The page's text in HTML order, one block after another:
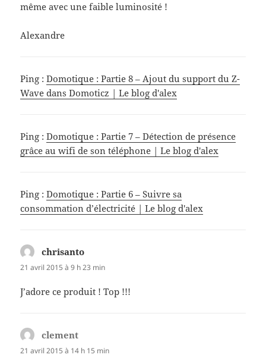
même avec une faible luminosité !
Alexandre
Ping :Domotique : Partie 8 – Ajout du support du Z-
Wave dans Domoticz | Le blog d'alex
Ping :Domotique : Partie 7 – Détection de présence
grâce au wifi de son téléphone | Le blog d'alex
Ping :Domotique : Partie 6 – Suivre sa
consommation d’électricité | Le blog d'alex
chrisanto
21 avril 2015 à 9 h 23 min
J’adore ce produit ! Top !!!
clement
21 avril 2015 à 14 h 15 min